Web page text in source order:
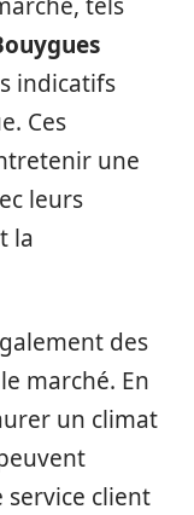
indicatifs
Ces
une
leurs
la
des
marché. En
un climat
client